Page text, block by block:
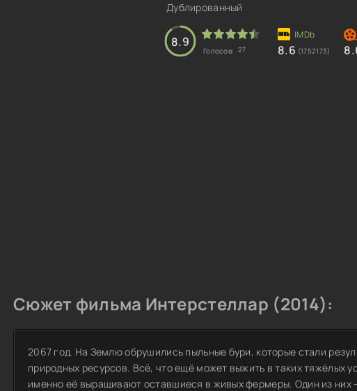
Дублированный
8.9
Голосов: 27 8.6 (1752173)
Сюжет фильма Интерстеллар (2014):
2067 год. На Землю обрушились пыльные бури, которые стали
природных ресурсов. Всё, что ещё может выжить в таких тяжёлых
именно её выращивают оставшиеся в живых фермеры. Один из